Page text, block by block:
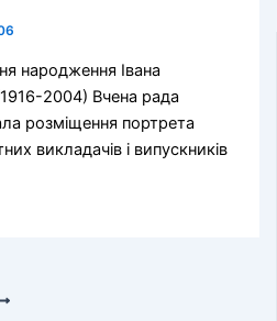
народження Івана
2004) Вчена рада
розміщення портрета
викладачів і випускників